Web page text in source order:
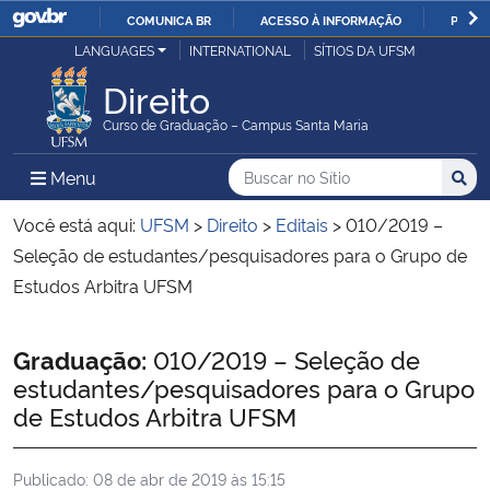
IR
COMUNICA BR ACESSO À INFORMAÇÃO
Ministério da Justiça e Segurança Pública
Ministério da Defesa
Ministério das Relações Exteriores
Ministério da Economia
Ministério da Agricultura, Pecuária e Abastecimento
Ministério da Educação
LANGUAGES INTERNATIONAL SÍTIOS DA UFSM
Direito
Curso de Graduação – Campus Santa Maria
Menu Menu Principal do Sítio
Busca
Buscar no no Sítio
Busca:
Você está aqui: UFSM > Direito > Editais >010/2019 –
Seleção de estudantes/pesquisadores para o Grupo de
Estudos Arbitra UFSM
Início do conteúdo
Graduação: 010/2019 – Seleção de
estudantes/pesquisadores para o Grupo
de Estudos Arbitra UFSM
Publicado: 08 de abr de 2019 às 15:15